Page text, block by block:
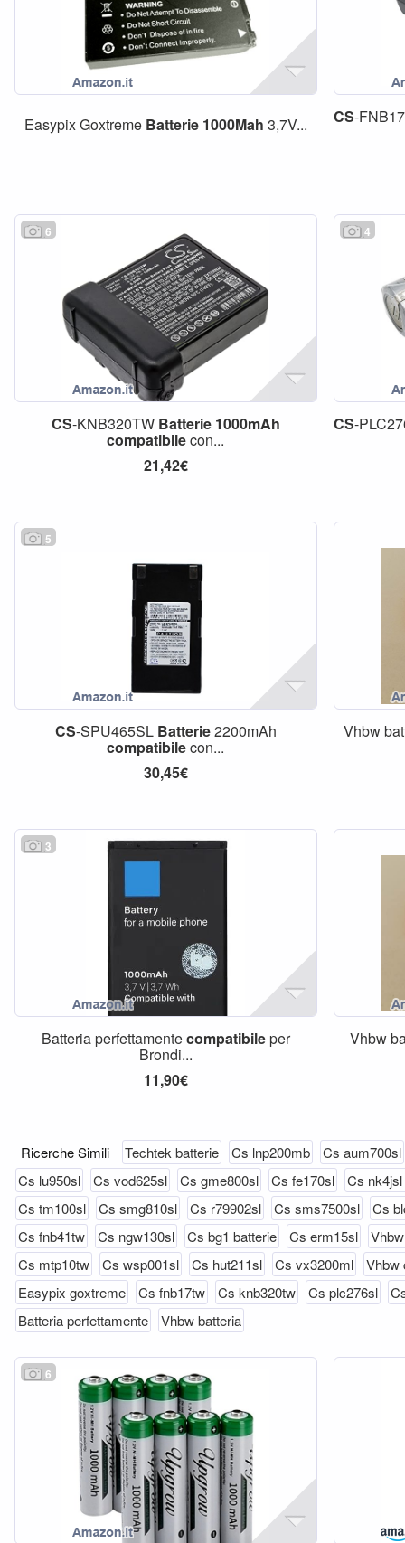
Easypix Goxtreme Batterie 1000Mah 3,7V... CS-
6
CS-KNB320TW Batterie 1000mAh
compatibilecon...
21,42€
4
CS-
5
CS-SPU465SL Batterie2200mAh
compatibilecon...
30,45€
Vhbw
3
Batteria perfettamentecompatibileper
Brondi...
11,90€
Vhbw
Ricerche Simili Techtek batterie Cs lnp200mb
Cs aum700sl
Cs lu950sl
Cs vod625sl Cs gme800sl Cs fe170sl
Cs
Cs tm100sl
Cs smg810sl Cs r79902sl Cs sms7500sl
Cs
Cs fnb41tw
Cs ngw130sl Cs bg1 batterie Cs erm15sl
Cs mtp10tw
Cs wsp001sl Cs hut211sl Cs vx3200ml
Vhbw
Easypix goxtreme
Cs fnb17tw Cs knb320tw Cs plc276sl
Batteria perfettamente
Vhbw batteria
6